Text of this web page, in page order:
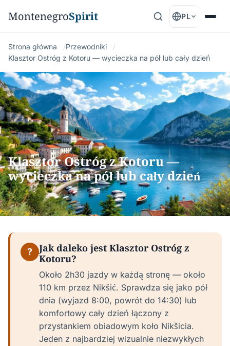
MontenegroSpirit PL
Strona główna
Przewodniki
Klasztor Ostróg z Kotoru — wycieczka na pół lub cały dzień
Klasztor Ostróg z Kotoru —
wycieczka na pół lub cały dzień
?
Jak daleko jest Klasztor Ostróg z
Kotoru?
Około 2h30 jazdy w każdą stronę — około
110 km przez Nikšić. Sprawdza się jako pół
dnia (wyjazd 8:00, powrót do 14:30) lub
komfortowy cały dzień łączony z
przystankiem obiadowym koło Nikšicia.
Jeden z najbardziej wizualnie niezwykłych